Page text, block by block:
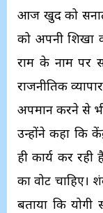
आज खुद को
को अपनी शिखा
राम के नाम पर
राजनीतिक
अपमान करने से
उन्होंने कहा कि
ही कार्य कर
का वोट चाहिए।
बताया कि